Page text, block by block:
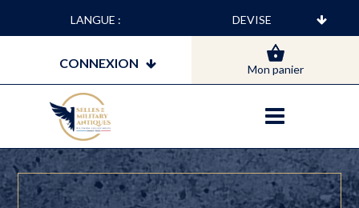
LANGUE :
CONNEXION Mon panier